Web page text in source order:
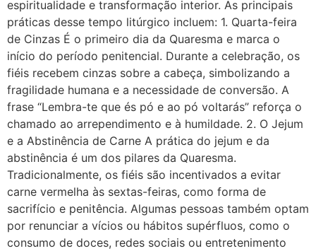
espiritualidade e transformação interior. As principais
práticas desse tempo litúrgico incluem: 1. Quarta-feira
de Cinzas É o primeiro dia da Quaresma e marca o
início do período penitencial. Durante a celebração, os
fiéis recebem cinzas sobre a cabeça, simbolizando a
fragilidade humana e a necessidade de conversão. A
frase “Lembra-te que és pó e ao pó voltarás” reforça o
chamado ao arrependimento e à humildade. 2. O Jejum
e a Abstinência de Carne A prática do jejum e da
abstinência é um dos pilares da Quaresma.
Tradicionalmente, os fiéis são incentivados a evitar
carne vermelha às sextas-feiras, como forma de
sacrifício e penitência. Algumas pessoas também optam
por renunciar a vícios ou hábitos supérfluos, como o
consumo de doces, redes sociais ou entretenimento